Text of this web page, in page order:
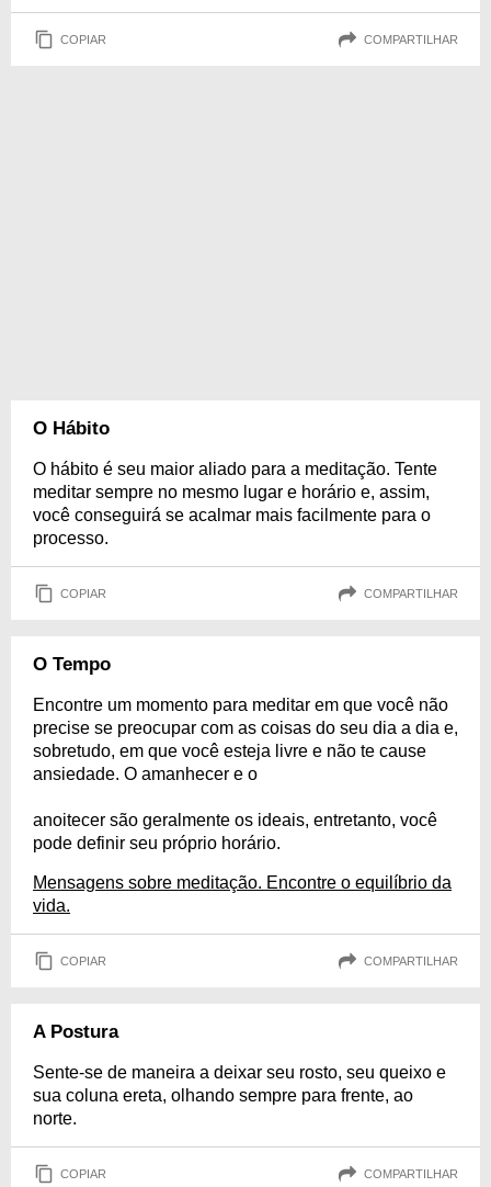
COPIAR COMPARTILHAR
O Hábito
O hábito é seu maior aliado para a meditação. Tente
meditar sempre no mesmo lugar e horário e, assim,
você conseguirá se acalmar mais facilmente para o
processo.
COPIAR COMPARTILHAR
O Tempo
Encontre um momento para meditar em que você não
precise se preocupar com as coisas do seu dia a dia e,
sobretudo, em que você esteja livre e não te cause
ansiedade. O amanhecer e o
anoitecer são geralmente os ideais, entretanto, você
pode definir seu próprio horário.
Mensagens sobre meditação. Encontre o equilíbrio da
vida.
COPIAR COMPARTILHAR
A Postura
Sente-se de maneira a deixar seu rosto, seu queixo e
sua coluna ereta, olhando sempre para frente, ao
norte.
COPIAR COMPARTILHAR